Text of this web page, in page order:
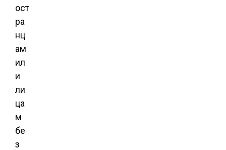
ост
ра
нц
ам
ил
и
ли
ца
м
бе
з